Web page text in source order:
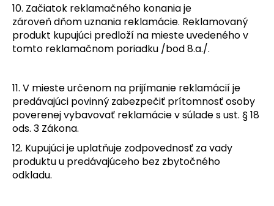
10. Začiatok reklamačného konania je
zároveň dňom uznania reklamácie. Reklamovaný
produkt kupujúci predloží na mieste uvedeného v
tomto reklamačnom poriadku /bod 8.a./.
11. V mieste určenom na prijímanie reklamácií je
predávajúci povinný zabezpečiť prítomnosť osoby
poverenej vybavovať reklamácie v súlade s ust. § 18
ods. 3 Zákona.
12. Kupujúci je uplatňuje zodpovednosť za vady
produktu u predávajúceho bez zbytočného
odkladu.